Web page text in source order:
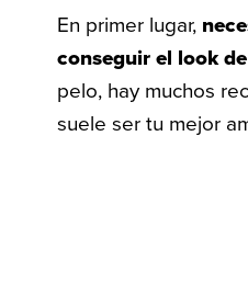
En primer lugar,
conseguir el look
pelo, hay muchos
suele ser tu mejor